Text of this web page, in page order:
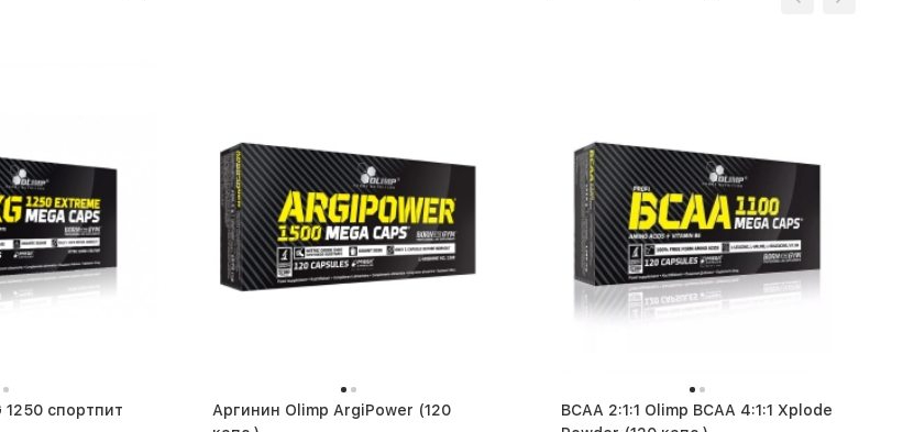
Аргинин Olimp ArgiPower (120
BCAA 2:1:1 Olimp BCAA 4:1:1 Xplode